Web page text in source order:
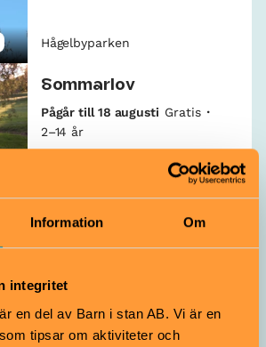
Information Om
integritet
en del av Barn i stan AB. Vi är en
tipsar om aktiviteter och
Hågelbyparken
Sommarlov
Pågår till 18 augusti Gratis
2–14 år
Låt nappholken ta
hand om nappen!
Hågelbyparken